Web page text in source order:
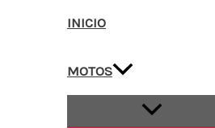
INICIO
MOTOS